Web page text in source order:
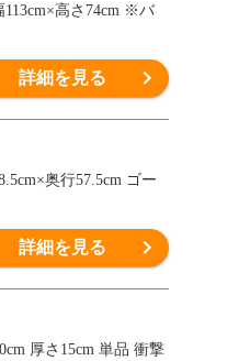
高さ74cm ※バ
詳細を見る
奥行57.5cm ゴー
詳細を見る
厚さ15cm 単品 衝撃